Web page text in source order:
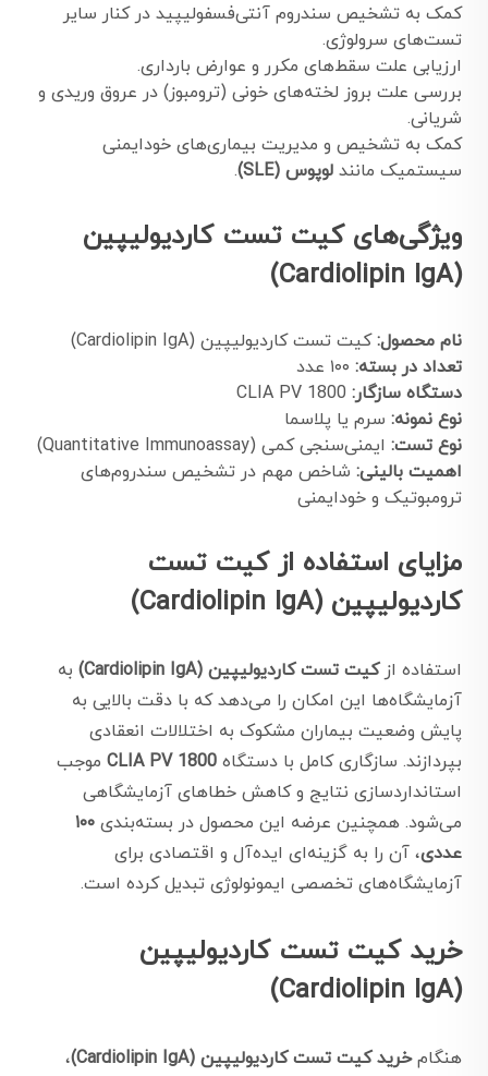
کمک به تشخیص سندروم آنتی‌فسفولیپید در کنار سایر
تست‌های سرولوژی.
ارزیابی علت سقط‌های مکرر و عوارض بارداری.
بررسی علت بروز لخته‌های خونی (ترومبوز) در عروق وریدی و
شریانی.
کمک به تشخیص و مدیریت بیماری‌های خودایمنی
سیستمیک مانند لوپوس (SLE) .
ویژگی‌های کیت تست کاردیولیپین
(Cardiolipin IgA)
نام محصول:کیت تست کاردیولیپین (Cardiolipin IgA)
تعداد در بسته:
دستگاه سازگار:
نوع نمونه: سرم یا پلاسما
نوع تست: ایمنی‌سنجی کمی (Quantitative Immunoassay)
اهمیت بالینی: شاخص مهم در تشخیص سندروم‌های
ترومبوتیک و خودایمنی
مزایای استفاده از کیت تست
کاردیولیپین (Cardiolipin IgA)
استفاده ازکیت تست کاردیولیپین (Cardiolipin IgA)
به
آزمایشگاه‌ها این امکان را می‌دهد که با دقت بالایی به
پایش وضعیت بیماران مشکوک به اختلالات انعقادی
بپردازند. سازگاری کامل با دستگاه CLIA PV 1800 موجب
استانداردسازی نتایج و کاهش خطاهای آزمایشگاهی
می‌شود. همچنین عرضه این محصول در بسته‌بندی ۱۰۰
عددی، آن را به گزینه‌ای ایده‌آل و اقتصادی برای
آزمایشگاه‌های تخصصی ایمونولوژی تبدیل کرده است.
خرید کیت تست کاردیولیپین
(Cardiolipin IgA)
هنگامخرید کیت تست کاردیولیپین (Cardiolipin IgA)
،